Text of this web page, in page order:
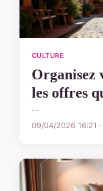
CULTURE
Organisez
les offres
...
09/04/2026 16:21